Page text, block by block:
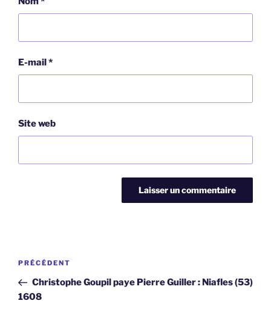
E-mail*
Site web
Navigation
l’article
Article
précédent
PRÉCÉDENT
Christophe Goupil paye Pierre Guiller : Niafles (53)
1608